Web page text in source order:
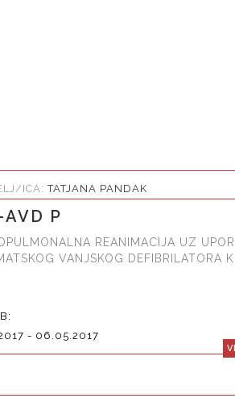
ICA:TATJANA PANDAK
AVD P
REANIMACIJA UZ
VANJSKOG DEFIBRILATORA
- 06.05.2017